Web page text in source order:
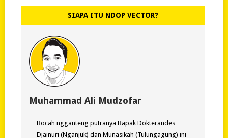
SIAPA ITU NDOP VECTOR?
Muhammad Ali Mudzofar
Bocah ngganteng putranya Bapak Dokterandes
Djainuri (Nganjuk) dan Munasikah (Tulungagung) ini